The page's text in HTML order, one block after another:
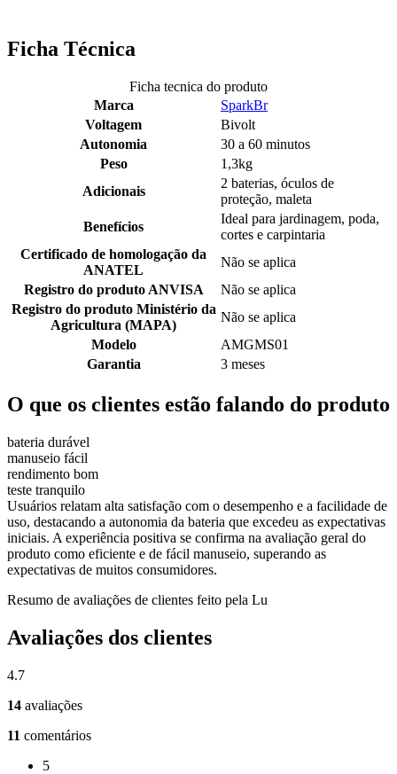
Ficha Técnica
Ficha tecnica do produto
Marca
SparkBr
Voltagem
Bivolt
Autonomia
30 a 60 minutos
Peso
1,3kg
Adicionais
2 baterias, óculos de
proteção, maleta
Benefícios
Ideal para jardinagem, poda,
cortes e carpintaria
Certificado de homologação da
ANATEL
Não se aplica
Registro do produto ANVISA
Não se aplica
Registro do produto Ministério da
Agricultura (MAPA)
Não se aplica
Modelo
AMGMS01
Garantia
3 meses
O que os clientes estão falando do produto
bateria durável
manuseio fácil
rendimento bom
teste tranquilo
Usuários relatam alta satisfação com o desempenho e a facilidade de
uso, destacando a autonomia da bateria que excedeu as expectativas
iniciais. A experiência positiva se confirma na avaliação geral do
produto como eficiente e de fácil manuseio, superando as
expectativas de muitos consumidores.
Resumo de avaliações de clientes feito pela Lu
Avaliações dos clientes
4.7
14 avaliações
11 comentários
5